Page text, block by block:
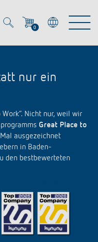
0
nur ein
Work“. Nicht nur, weil wir
Great Place to
ausgezeichnet
in Baden-
den bestbewerteten